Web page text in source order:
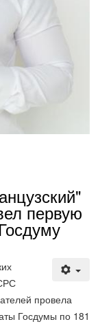
первую
провела
Госдумы по 181